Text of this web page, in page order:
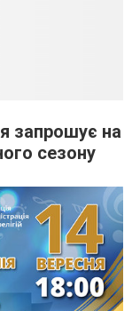
запрошує на
сезону